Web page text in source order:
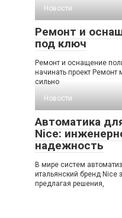
Новости
Ремонт и
под ключ
Ремонт и оснащение
начинать проект
сильно
Новости
Автоматика
Nice:
надежность
В мире систем
итальянский бренд Nice
предлагая решения,